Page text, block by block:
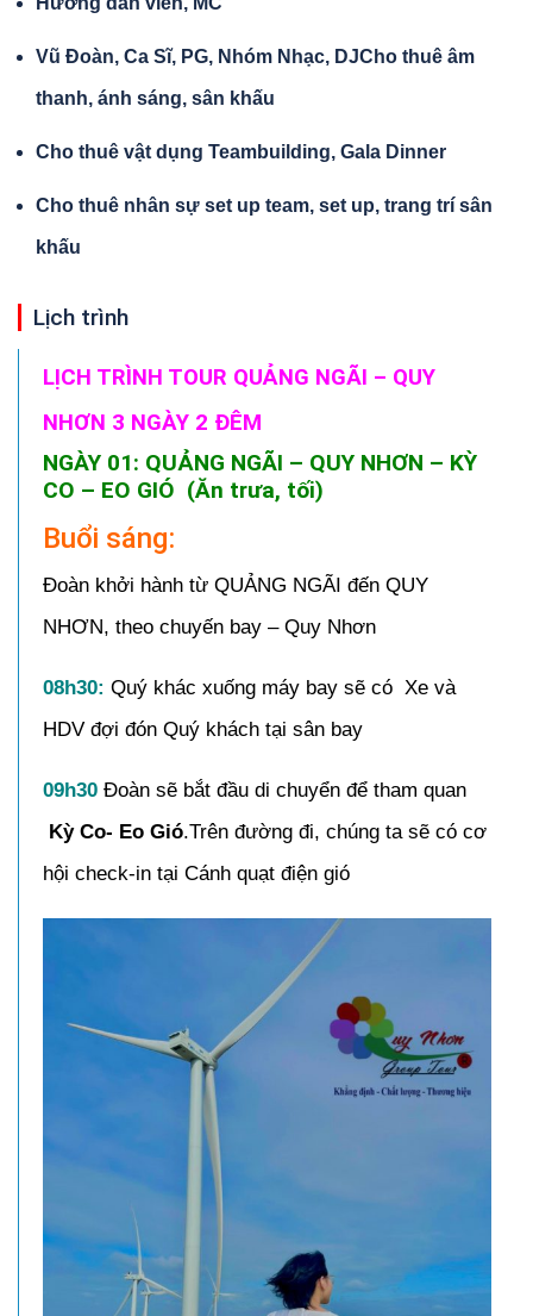
Vũ Đoàn, Ca Sĩ, PG, Nhóm Nhạc, DJCho thuê âm
thanh, ánh sáng, sân khấu
Cho thuê vật dụng Teambuilding, Gala Dinner
Cho thuê nhân sự set up team, set up, trang trí sân
khấu
Lịch trình
LỊCH TRÌNH TOUR QUẢNG NGÃI – QUY
NHƠN 3 NGÀY 2 ĐÊM
NGÀY 01: QUẢNG NGÃI – QUY NHƠN – KỲ
CO – EO GIÓ (Ăn trưa, tối)
Buổi sáng:
Đoàn khởi hành từ QUẢNG NGÃI đến QUY
NHƠN, theo chuyến bay – Quy Nhơn
08h30: Quý khác xuống máy bay sẽ có Xe và
HDV đợi đón Quý khách tại sân bay
09h30 Đoàn sẽ bắt đầu di chuyển để tham quan
Kỳ Co- Eo Gió.Trên đường đi, chúng ta sẽ có cơ
hội check-in tại Cánh quạt điện gió